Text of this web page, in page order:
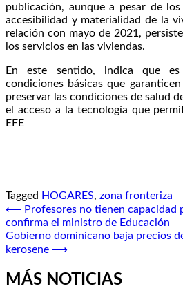
publicación, aunque a pesar de
accesibilidad y materialidad de la
relación con mayo de 2021,
los servicios en las viviendas.
En este sentido, indica que es
condiciones básicas que
preservar las condiciones de salud
el acceso a la tecnología que
EFE
Tagged HOGARES, zona fronteriza
Navegación
de
entradas
⟵ Profesores no tienen capacidad
confirma el ministro de Educación
Gobierno dominicano baja precios
kerosene ⟶
MÁS NOTICIAS